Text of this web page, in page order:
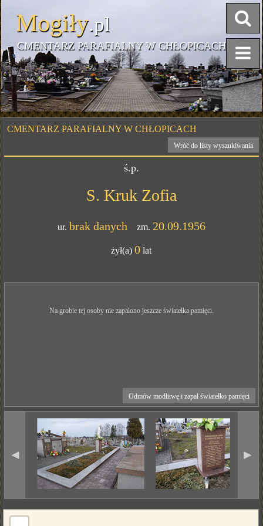
Mogiły.pl
CMENTARZ PARAFIALNY W CHŁOPICACH
CMENTARZ PARAFIALNY W CHŁOPICACH
Wróć do listy wyszukiwania
ś.p.
S. Kruk Zofia
ur. brak danych zm. 20.09.1956
żył(a)0 lat
Na grobie tej osoby nie zapalono jeszcze światełka pamięci.
Odmów modlitwę i zapal światełko pamięci
◄ ►